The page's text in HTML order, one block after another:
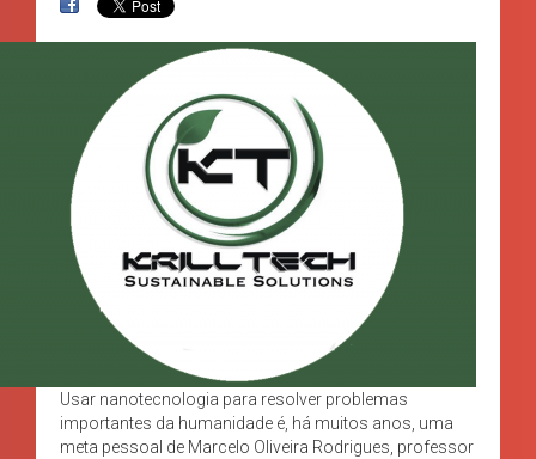
Usar nanotecnologia para resolver problemas
importantes da humanidade é, há muitos anos, uma
meta pessoal de Marcelo Oliveira Rodrigues, professor